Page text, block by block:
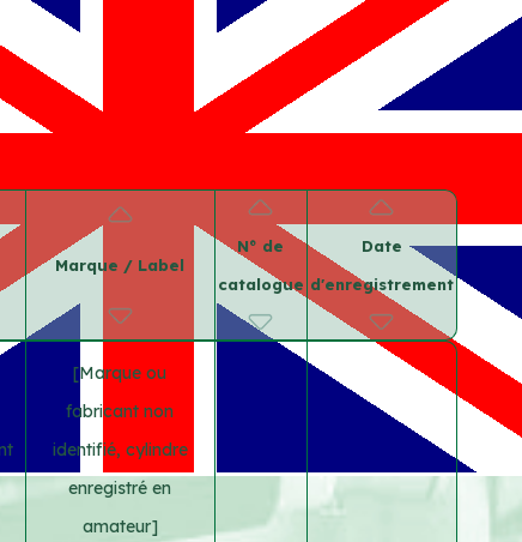
Marque / Label
N° de
catalogue
Date
d'enregistrement
[Marque ou
fabricant non
identifié, cylindre
enregistré en
amateur]